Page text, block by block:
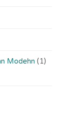
Modehn (1)